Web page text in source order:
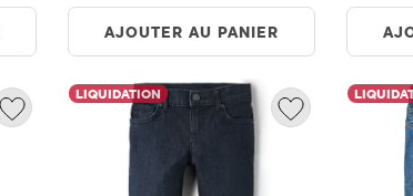
AJOUTER AU PANIER
LIQUIDATION